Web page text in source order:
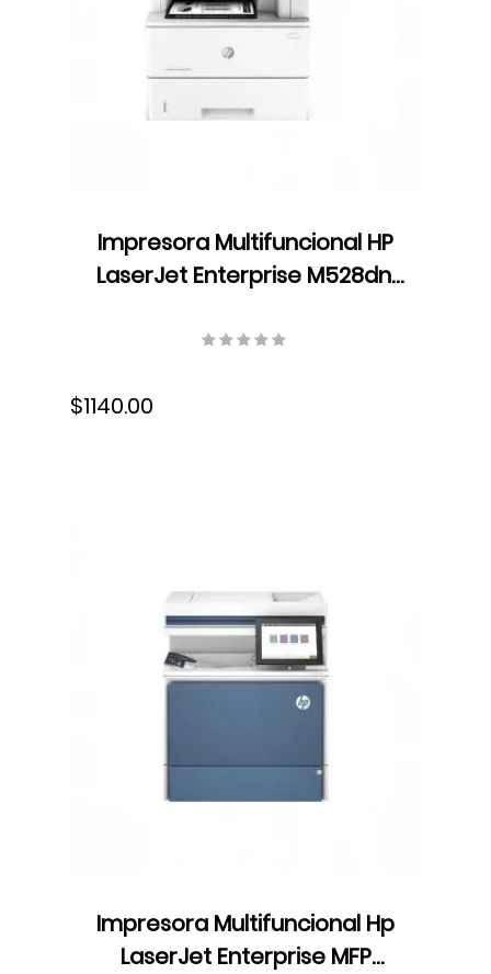
Impresora Multifuncional HP
LaserJet Enterprise M528dn,
Ethernet, Fax, 1PV64A#BGJ
$1140.00
Impresora Multifuncional Hp
LaserJet Enterprise MFP